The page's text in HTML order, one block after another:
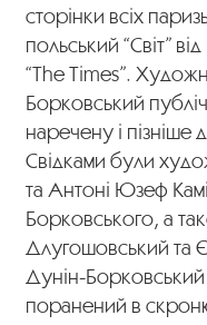
сторінки всіх
польський “Світ”
“The Times”.
Борковський
наречену і
Свідками були
та Антоні Юзеф
Борковського, а
Длугошовський та
Дунін-
поранений в